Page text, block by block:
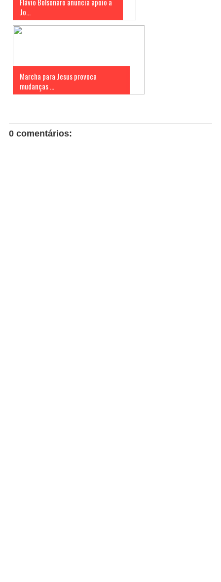
Jo...
Marcha para Jesus provoca
mudanças ...
0 comentários: